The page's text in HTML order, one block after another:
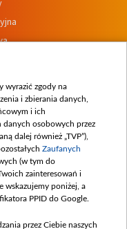
wyrazić zgody na
i zbierania danych,
i ich
danych osobowych przez
dalej również „TVP”),
Zaufanych
(w tym do
zainteresowań i
wskazujemy poniżej, a
PPID do Google.
przez Ciebie naszych